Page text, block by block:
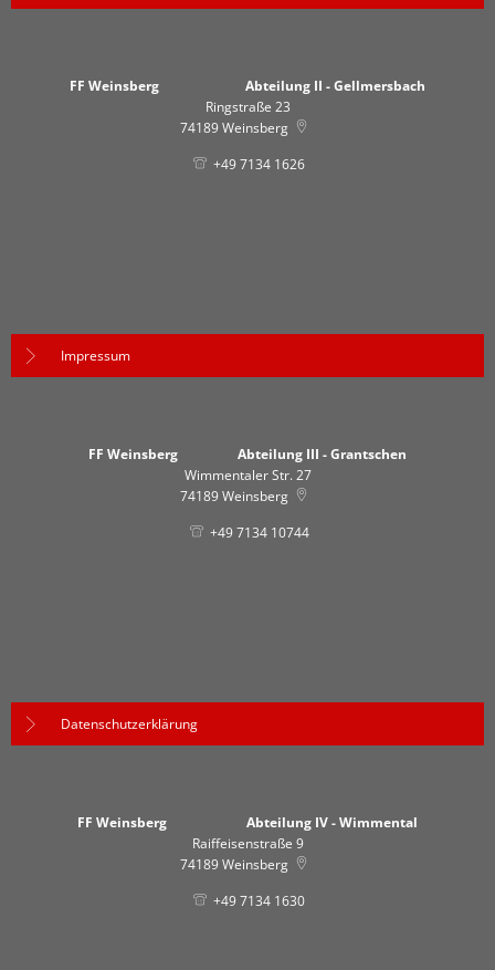
FF Weinsberg Abteilung II - Gellmersbach
Ringstraße 23
74189Weinsberg
+49 7134 1626
Impressum
FF Weinsberg Abteilung III - Grantschen
Wimmentaler Str. 27
74189Weinsberg
+49 7134 10744
Datenschutzerklärung
FF Weinsberg Abteilung IV - Wimmental
Raiffeisenstraße 9
74189Weinsberg
+49 7134 1630